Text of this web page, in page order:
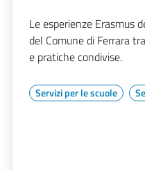
Le esperienze Erasmus
del Comune di Ferrara
e pratiche condivise.
Servizi per le scuole